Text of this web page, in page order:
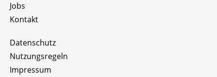
Jobs
Kontakt
Datenschutz
Nutzungsregeln
Impressum